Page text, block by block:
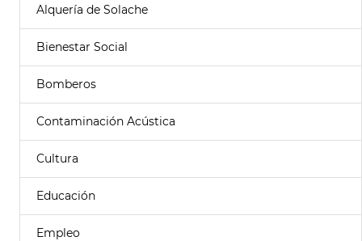
Alquería de Solache
Bienestar Social
Bomberos
Contaminación Acústica
Cultura
Educación
Empleo